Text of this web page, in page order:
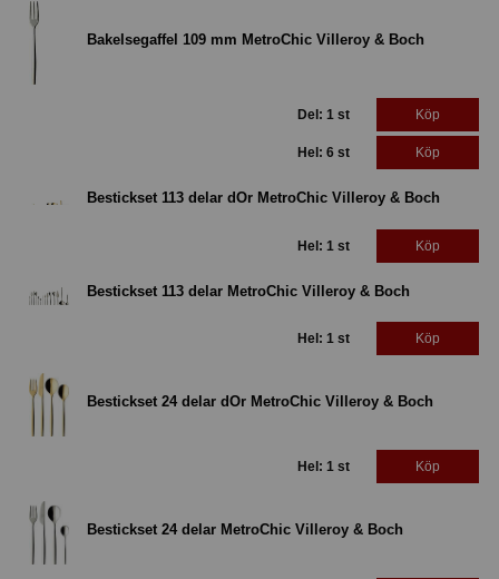
Bakelsegaffel 109 mm MetroChic Villeroy & Boch
Del: 1 st Köp
Hel: 6 st Köp
Bestickset 113 delar dOr MetroChic Villeroy & Boch
Hel: 1 st Köp
Bestickset 113 delar MetroChic Villeroy & Boch
Hel: 1 st Köp
Bestickset 24 delar dOr MetroChic Villeroy & Boch
Hel: 1 st Köp
Bestickset 24 delar MetroChic Villeroy & Boch